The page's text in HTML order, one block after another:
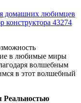
домашних любимцев
43274
в любимые миры
волшебным
в этот волшебный
Реальностью